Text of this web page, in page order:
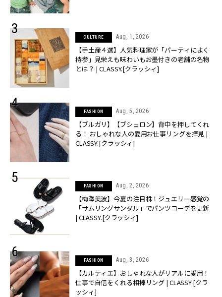
CULTURE Aug, 1, 2026
【手土産４選】人気料理家が「パーティによく
持参」見栄えも味わいもお墨付きの老舗の名物
とは？ | CLASSY.[クラッシィ]
FASHION Aug, 5, 2026
【ブルガリ】【ブシュロン】背中を押してくれ
る！ おしゃれな人の愛用お仕事リングを拝見 |
CLASSY.[クラッシィ]
FASHION Aug, 2, 2026
【梅澤美波】今夏の注目株！ジュエリー感覚の
「サムリングサンダル」でパンツコーデを更新
| CLASSY.[クラッシィ]
FASHION Aug, 3, 2026
【カルティエ】おしゃれな人がリアルに愛用！
仕事で自信をくれる相棒リング | CLASSY.[クラ
ッシィ]